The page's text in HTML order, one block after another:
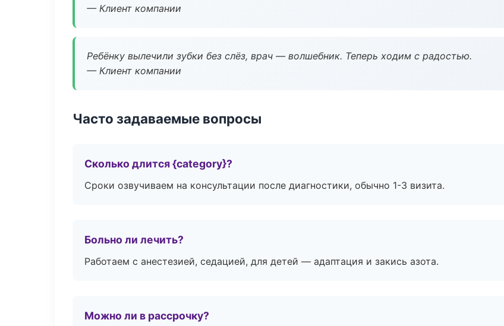
— Клиент компании
Ребёнку вылечили зубки без слёз, врач — волшебник. Теперь ходим с радостью.
— Клиент компании
Часто задаваемые вопросы
Сколько длится {category}?
Сроки озвучиваем на консультации после диагностики, обычно 1-3 визита.
Больно ли лечить?
Работаем с анестезией, седацией, для детей — адаптация и закись азота.
Можно ли в рассрочку?